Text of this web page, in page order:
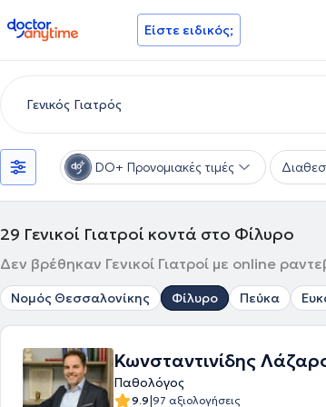
doctoranytime Είστε ειδικός;
DO+ Προνομιακές τιμές
29 Γενικοί Γιατροί κοντά στο Φίλυρο
Δεν βρέθηκαν Γενικοί Γιατροί με online
Νομός Θεσσαλονίκης Φίλυρο Πεύκα
Κωνσταντινίδης
Παθολόγος
9.9|97 αξιολογήσεις